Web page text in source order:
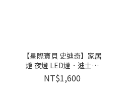
【星際寶貝 史迪奇】家居
燈 夜燈 LED燈．迪士尼
Disney｜1255952
Wooderful life
NT$1,600